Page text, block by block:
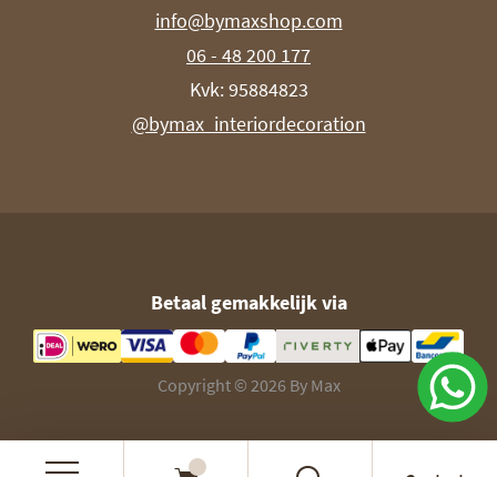
info@bymaxshop.com
06 - 48 200 177
Kvk: 95884823
@bymax_interiordecoration
Betaal gemakkelijk via
Copyright © 2026 By Max